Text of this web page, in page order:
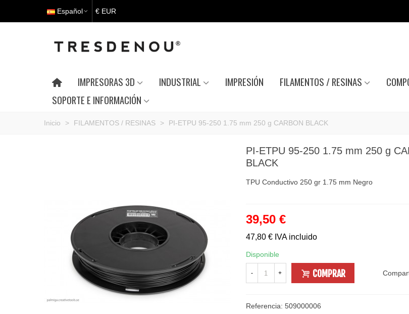
Español € EUR
IMPRESORAS 3D INDUSTRIAL IMPRESIÓN FILAMENTOS / RESINAS
SOPORTE E INFORMACIÓN
Inicio > FILAMENTOS / RESINAS > PI-ETPU 95-250 1.75 mm 250 g CARBON BLACK
PI-ETPU 95-250 1.75 mm 250 g
BLACK
TPU Conductivo 250 gr 1.75 mm Negro
39,50 €
47,80 € IVA incluido
Disponible
- + COMPRAR
Referencia: 509000006